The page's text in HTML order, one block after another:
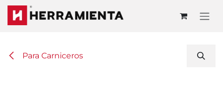
Ir al contenido
Para Carniceros